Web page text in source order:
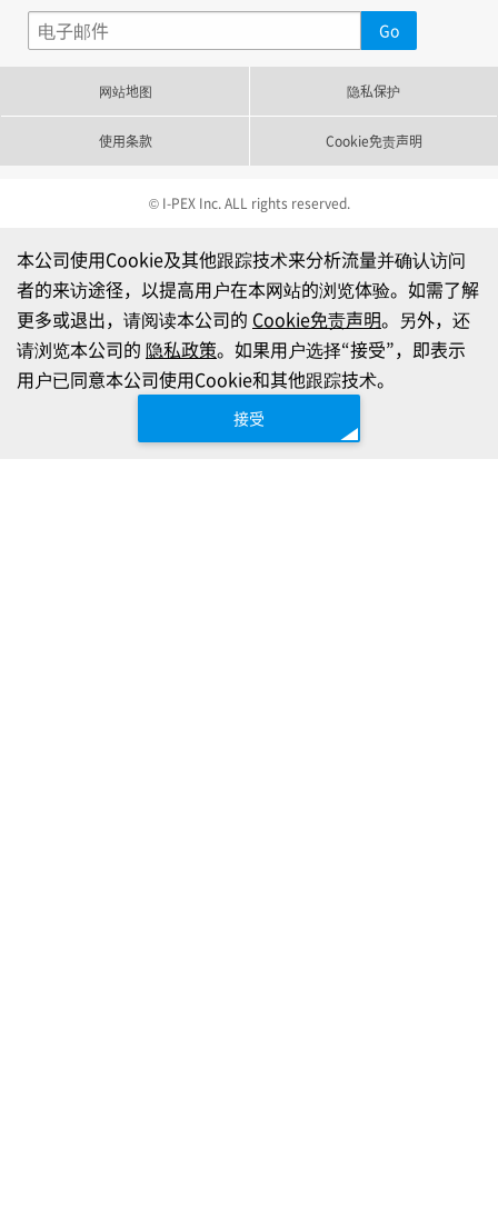
网站地图 隐私保护
使用条款 Cookie免责声明
© I-PEX Inc. ALL rights reserved.
本公司使用Cookie及其他跟踪技术来分析流量并确认访问
者的来访途径，以提高用户在本网站的浏览体验。如需了解
更多或退出，请阅读本公司的 Cookie免责声明。另外，还
请浏览本公司的 隐私政策。如果用户选择“接受”，即表示
用户已同意本公司使用Cookie和其他跟踪技术。
接受